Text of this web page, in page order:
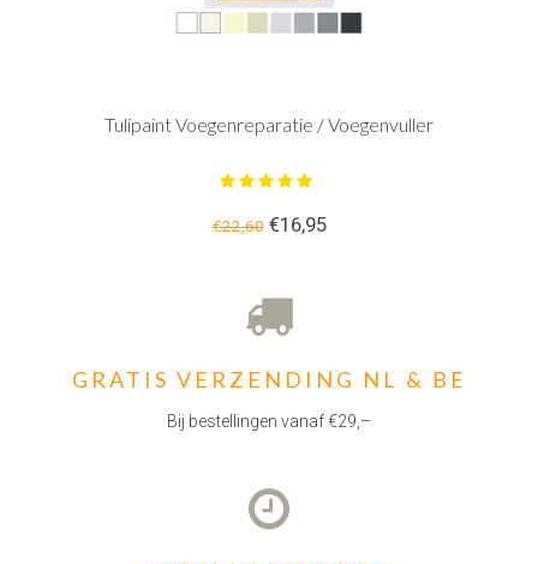
Tulipaint Voegenreparatie / Voegenvuller
€22,60€16,95
GRATIS VERZENDING NL & BE
Bij bestellingen vanaf €29,–